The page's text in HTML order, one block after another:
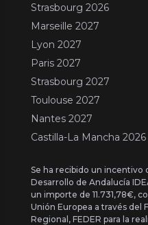
Strasbourg 2026
Marseille 2027
Lyon 2027
Paris 2027
Strasbourg 2027
Toulouse 2027
Nantes 2027
Castilla-La Mancha 2026
Se ha recibido un incentivo
Desarrollo de Andalucía
un importe de 11.731,78€,
Unión Europea a través del
Regional, FEDER para la